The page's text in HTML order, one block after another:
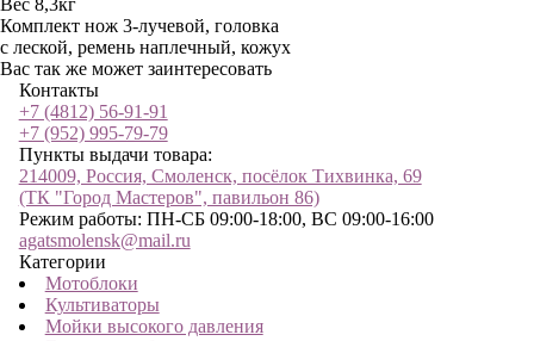
Вес 8,3кг
Комплект нож 3-лучевой, головка
с леской, ремень наплечный, кожух
Вас так же может заинтересовать
Контакты
+7 (4812) 56-91-91
+7 (952) 995-79-79
Пункты выдачи товара:
214009, Россия, Смоленск, посёлок Тихвинка, 69
(ТК "Город Мастеров", павильон 86)
Режим работы: ПН-СБ 09:00-18:00, ВС 09:00-16:00
agatsmolensk@mail.ru
Категории
Мотоблоки
Культиваторы
Мойки высокого давления